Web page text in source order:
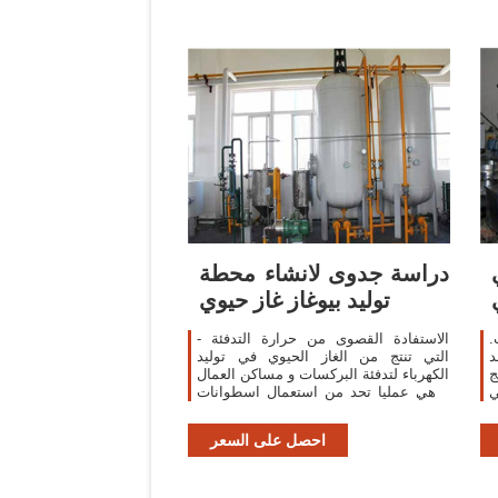
دراسة جدوى لانشاء محطة
توليد بيوغاز غاز حيوي
- الاستفادة القصوى من حرارة التدفئة
التي تنتج من الغاز الحيوي في توليد
الكهرباء لتدفئة البركسات و مساكن العمال
و هي عمليا تحد من استعمال اسطوانات
احصل على السعر